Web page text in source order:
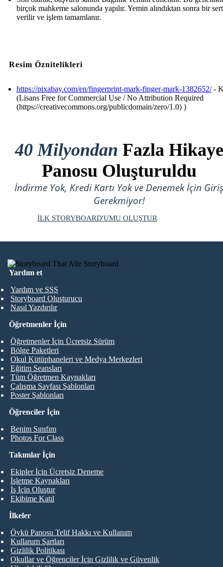
birçok mahkeme salonunda yapılır. Yemin alındıktan sonra bir
verilir ve işlem tamamlanır.
Resim Öznitelikleri
https://pixabay.com/en/fingerprint-mark-finger-mark-1382652/-
(Lisans Free for Commercial Use / No Attribution Required
(https://creativecommons.org/publicdomain/zero/1.0) )
40 Milyondan Fazla Hikaye
Panosu Oluşturuldu
İndirme Yok, Kredi Kartı Yok ve Denemek İçin Giriş
Gerekmiyor!
İLK STORYBOARD'UMU OLUŞTUR
Yardım et
Yardım ve SSS
Storyboard Oluşturucu
Nasıl Yazdırılır
Öğrenciler İçin
Benim Sınıfım
Photos For Class
Öğretmenler İçin
Öğretmenler İçin Ücretsiz Sürüm
Bölge Paketleri
Okul Kütüphaneleri ve Medya Merkezleri
Eğitim Seansları
Tüm Öğretmen Kaynakları
Çalışma Sayfası Şablonları
Poster Şablonları
Takımlar İçin
Ekipler İçin Ücretsiz Deneme
İşletme Kaynakları
İş İçin Oluştur
Ekibime Katıl
İlkeler
Öykü Panosu Telif Hakkı ve Kullanım
Kullanım Şartları
Gizlilik Politikası
Okullar ve Öğrenciler İçin Gizlilik ve Güvenlik